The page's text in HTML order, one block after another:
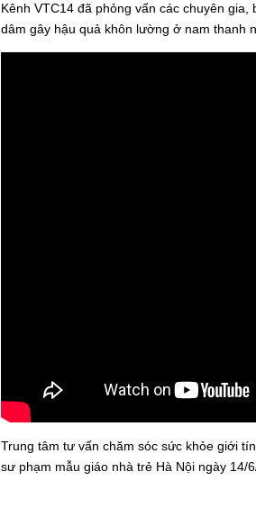
Kênh VTC14 đã phỏng vấn các chuyên
dâm gây hậu quả khôn lường ở nam thanh
Trung tâm tư vấn chăm sóc sức khỏe giới
sư phạm mẫu giáo nhà trẻ Hà Nội ngày 14/